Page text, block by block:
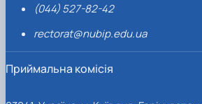
(044) 527-82-42
rectorat@nubip.edu.ua
Приймальна комісія